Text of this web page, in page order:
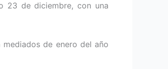
23 de diciembre, con una
de enero del año